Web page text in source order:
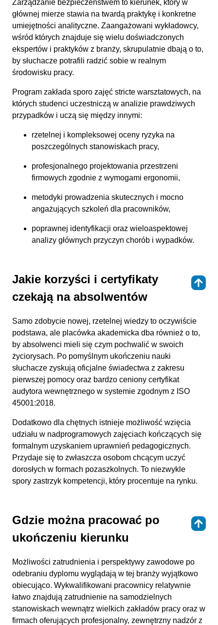
Zarządzanie bezpieczeństwem to kierunek, który w
głównej mierze stawia na twardą praktykę i konkretne
umiejętności analityczne. Zaangażowani wykładowcy,
wśród których znajduje się wielu doświadczonych
ekspertów i praktyków z branży, skrupulatnie dbają o to,
by słuchacze potrafili radzić sobie w realnym
środowisku pracy.
Program zakłada sporo zajęć stricte warsztatowych, na
których studenci uczestniczą w analizie prawdziwych
przypadków i uczą się między innymi:
rzetelnej i kompleksowej oceny ryzyka na
poszczególnych stanowiskach pracy,
profesjonalnego projektowania przestrzeni
firmowych zgodnie z wymogami ergonomii,
metodyki prowadzenia skutecznych i mocno
angażujących szkoleń dla pracowników,
poprawnej identyfikacji oraz wieloaspektowej
analizy głównych przyczyn chorób i wypadków.
Jakie korzyści i certyfikaty
czekają na absolwentów
Samo zdobycie nowej, rzetelnej wiedzy to oczywiście
podstawa, ale placówka akademicka dba również o to,
by absolwenci mieli się czym pochwalić w swoich
życiorysach. Po pomyślnym ukończeniu nauki
słuchacze zyskują oficjalne świadectwa z zakresu
pierwszej pomocy oraz bardzo ceniony certyfikat
audytora wewnętrznego w systemie zgodnym z ISO
45001:2018.
Dodatkowo dla chętnych istnieje możliwość wzięcia
udziału w nadprogramowych zajęciach kończących się
formalnym uzyskaniem uprawnień pedagogicznych.
Przydaje się to zwłaszcza osobom chcącym uczyć
dorosłych w formach pozaszkolnych. To niezwykle
spory zastrzyk kompetencji, który procentuje na rynku.
Gdzie można pracować po
ukończeniu kierunku
Możliwości zatrudnienia i perspektywy zawodowe po
odebraniu dyplomu wyglądają w tej branży wyjątkowo
obiecująco. Wykwalifikowani pracownicy relatywnie
łatwo znajdują zatrudnienie na samodzielnych
stanowiskach wewnątrz wielkich zakładów pracy oraz w
firmach oferujących profesjonalny, zewnętrzny nadzór z